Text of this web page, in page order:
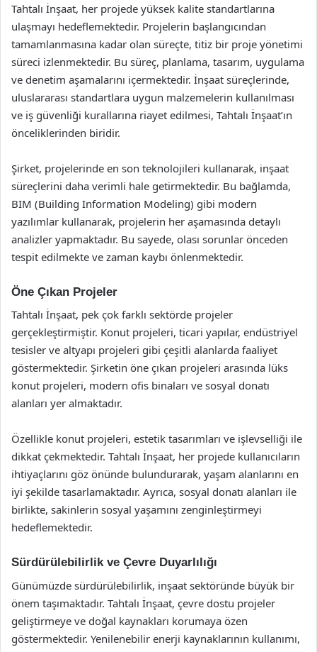
Tahtalı İnşaat, her projede yüksek kalite standartlarına
ulaşmayı hedeflemektedir. Projelerin başlangıcından
tamamlanmasına kadar olan süreçte, titiz bir proje yönetimi
süreci izlenmektedir. Bu süreç, planlama, tasarım, uygulama
ve denetim aşamalarını içermektedir. İnşaat süreçlerinde,
uluslararası standartlara uygun malzemelerin kullanılması
ve iş güvenliği kurallarına riayet edilmesi, Tahtalı İnşaat’ın
önceliklerinden biridir.
Şirket, projelerinde en son teknolojileri kullanarak, inşaat
süreçlerini daha verimli hale getirmektedir. Bu bağlamda,
BIM (Building Information Modeling) gibi modern
yazılımlar kullanarak, projelerin her aşamasında detaylı
analizler yapmaktadır. Bu sayede, olası sorunlar önceden
tespit edilmekte ve zaman kaybı önlenmektedir.
Öne Çıkan Projeler
Tahtalı İnşaat, pek çok farklı sektörde projeler
gerçekleştirmiştir. Konut projeleri, ticari yapılar, endüstriyel
tesisler ve altyapı projeleri gibi çeşitli alanlarda faaliyet
göstermektedir. Şirketin öne çıkan projeleri arasında lüks
konut projeleri, modern ofis binaları ve sosyal donatı
alanları yer almaktadır.
Özellikle konut projeleri, estetik tasarımları ve işlevselliği ile
dikkat çekmektedir. Tahtalı İnşaat, her projede kullanıcıların
ihtiyaçlarını göz önünde bulundurarak, yaşam alanlarını en
iyi şekilde tasarlamaktadır. Ayrıca, sosyal donatı alanları ile
birlikte, sakinlerin sosyal yaşamını zenginleştirmeyi
hedeflemektedir.
Sürdürülebilirlik ve Çevre Duyarlılığı
Günümüzde sürdürülebilirlik, inşaat sektöründe büyük bir
önem taşımaktadır. Tahtalı İnşaat, çevre dostu projeler
geliştirmeye ve doğal kaynakları korumaya özen
göstermektedir. Yenilenebilir enerji kaynaklarının kullanımı,